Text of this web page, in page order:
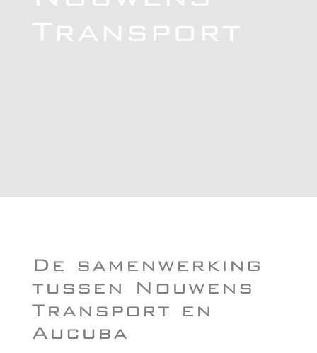
Transport
De samenwerking
tussen Nouwens
Transport en
Aucuba